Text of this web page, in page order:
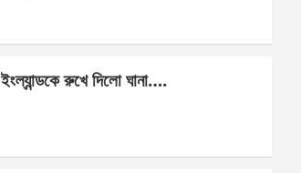
ইংল্যান্ডকে রুখে দিলো ঘানা….